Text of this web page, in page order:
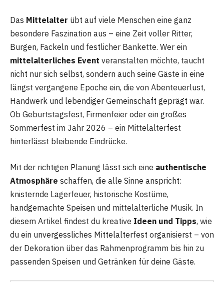
Das Mittelalter übt auf viele Menschen eine ganz
besondere Faszination aus – eine Zeit voller Ritter,
Burgen, Fackeln und festlicher Bankette. Wer ein
mittelalterliches Event veranstalten möchte, taucht
nicht nur sich selbst, sondern auch seine Gäste in eine
längst vergangene Epoche ein, die von Abenteuerlust,
Handwerk und lebendiger Gemeinschaft geprägt war.
Ob Geburtstagsfest, Firmenfeier oder ein großes
Sommerfest im Jahr 2026 – ein Mittelalterfest
hinterlässt bleibende Eindrücke.
Mit der richtigen Planung lässt sich eine authentische
Atmosphäre schaffen, die alle Sinne anspricht:
knisternde Lagerfeuer, historische Kostüme,
handgemachte Speisen und mittelalterliche Musik. In
diesem Artikel findest du kreative Ideen und Tipps, wie
du ein unvergessliches Mittelalterfest organisierst – von
der Dekoration über das Rahmenprogramm bis hin zu
passenden Speisen und Getränken für deine Gäste.